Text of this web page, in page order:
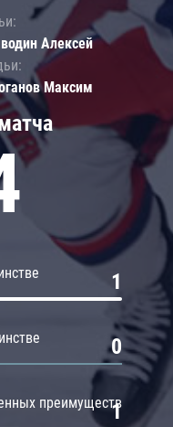
1
0
преимуществ
1
Алексей
Максим